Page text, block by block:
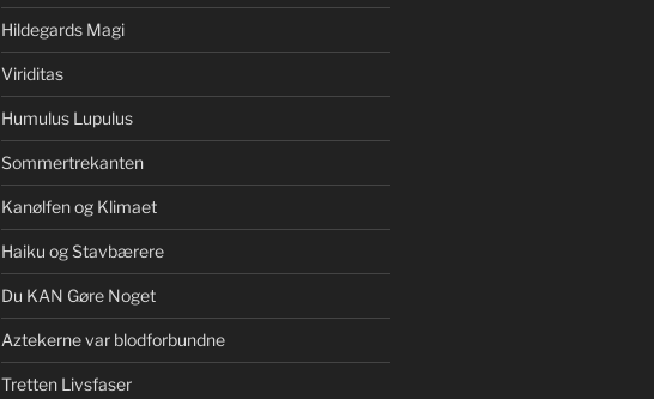
Hildegards Magi
Viriditas
Humulus Lupulus
Sommertrekanten
Kanølfen og Klimaet
Haiku og Stavbærere
Du KAN Gøre Noget
Aztekerne var blodforbundne
Tretten Livsfaser